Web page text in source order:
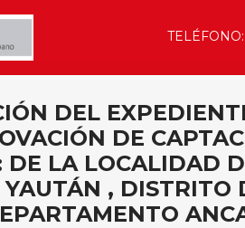
DEL
DE
DE LA LOCALIDAD
, DISTRITO